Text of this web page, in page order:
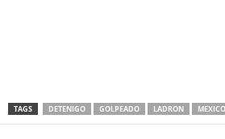
TAGS DETENIGO GOLPEADO LADRON